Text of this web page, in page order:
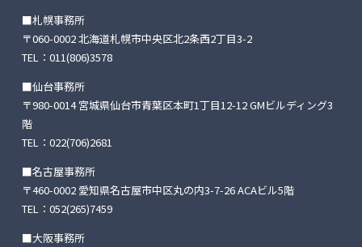
■札幌事務所
〒060-0002 北海道札幌市中央区北2条西2丁目3-2
TEL： 011(806)3578
■仙台事務所
〒980-0014 宮城県仙台市青葉区本町1丁目12-12GMビルディング3
階
TEL： 022(706)2681
■名古屋事務所
〒460-0002 愛知県名古屋市中区丸の内3-7-26ACAビル5階
TEL： 052(265)7459
■大阪事務所